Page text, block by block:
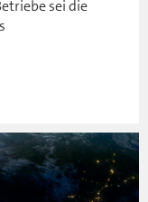
sei die